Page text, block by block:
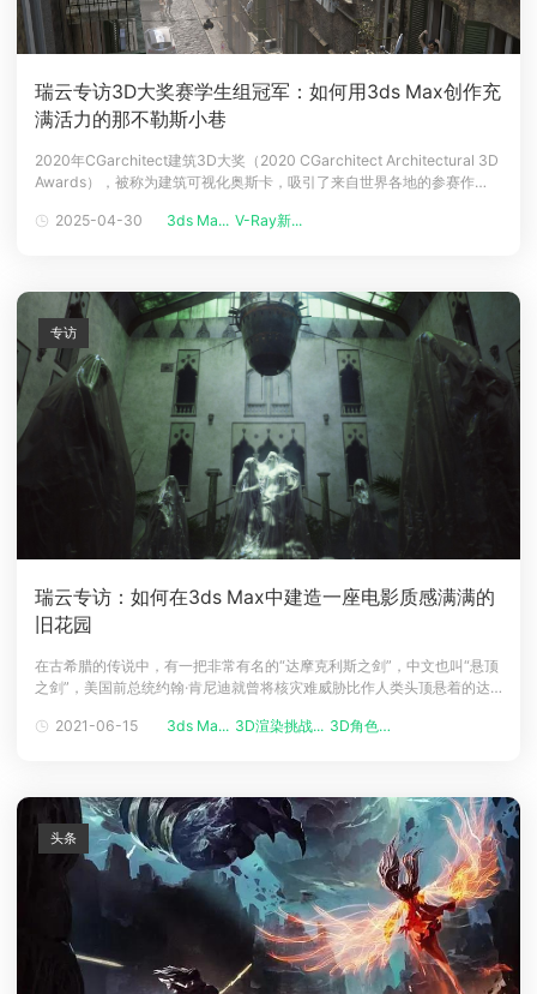
瑞云专访3D大奖赛学生组冠军：如何用3ds Max创作充
满活力的那不勒斯小巷
2020年CGarchitect建筑3D大奖（2020 CGarchitect Architectural 3D
Awards），被称为建筑可视化奥斯卡，吸引了来自世界各地的参赛作
scognamiglio，他是一位来自MADI意大利威尼斯建筑大学的数字建筑的
2025-04-30 3ds Ma... V-Ray新...
瑞云专访：如何在3ds Max中建造一座电影质感满满的
旧花园
在古希腊的传说中，有一把非常有名的“达摩克利斯之剑”，中文也叫“悬顶
之剑”，美国前总统约翰·肯尼迪就曾将核灾难威胁比作人类头顶悬着的达
Architectural 3D Awards）的其中一幅提名作品——《达摩克利斯花
2021-06-15 3ds Ma... 3D渲染挑战... 3D角色艺术...
专访
头条